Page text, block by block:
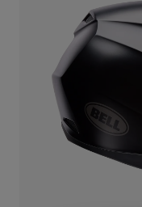
Motocross
Rétro
Pièces
Route et Gravel
BMX
Pièces